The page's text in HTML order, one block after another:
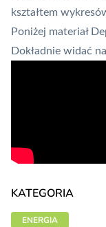
kształtem
Poniżej materiał
Dokładnie widać
KATEGORIA
ENERGIA